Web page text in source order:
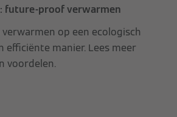
future-proof verwarmen
op een ecologisch
efficiënte manier. Lees meer
voordelen.